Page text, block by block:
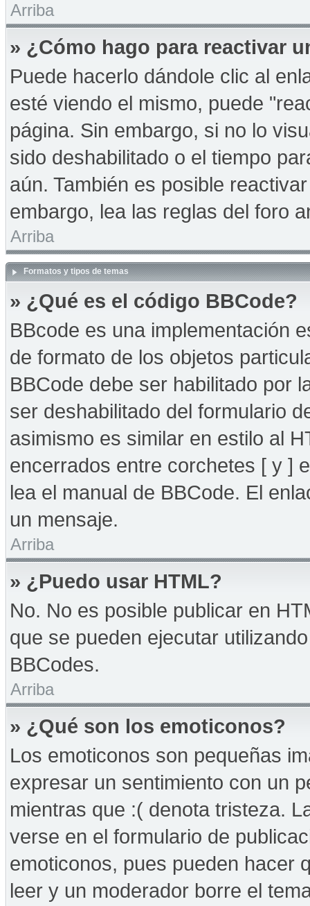
Arriba
» ¿Cómo hago para reactivar
Puede hacerlo dándole clic al
esté viendo el mismo, puede
página. Sin embargo, si no lo
sido deshabilitado o el tiempo
aún. También es posible
embargo, lea las reglas del foro
Arriba
Formatos y tipos de temas
» ¿Qué es el código BBCode?
BBcode es una implementación
de formato de los objetos
BBCode debe ser habilitado por
ser deshabilitado del formulario
asimismo es similar en estilo al
encerrados entre corchetes [ y ]
lea el manual de BBCode. El
un mensaje.
Arriba
» ¿Puedo usar HTML?
No. No es posible publicar en
que se pueden ejecutar
BBCodes.
Arriba
» ¿Qué son los emoticonos?
Los emoticonos son pequeñas
expresar un sentimiento con un
mientras que :( denota tristeza.
verse en el formulario de
emoticonos, pues pueden hacer
leer y un moderador borre el